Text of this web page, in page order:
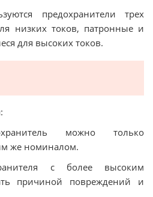
предохранители трех
низких токов, патронные и
для высоких токов.
можно только
же номиналом.
с более высоким
причиной повреждений и